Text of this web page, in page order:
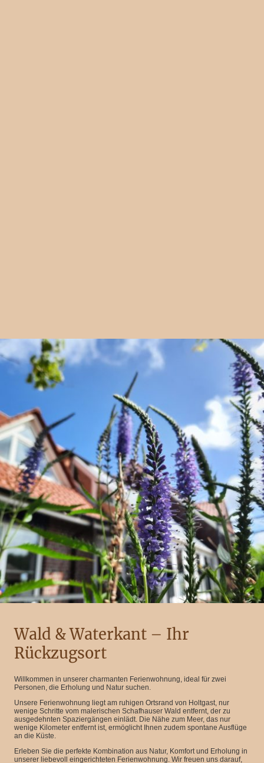
Wald & Waterkant – Ihr
Rückzugsort
Willkommen in unserer charmanten Ferienwohnung, ideal für zwei
Personen, die Erholung und Natur suchen.
Unsere Ferienwohnung liegt am ruhigen Ortsrand von Holtgast, nur
wenige Schritte vom malerischen Schafhauser Wald entfernt, der zu
ausgedehnten Spaziergängen einlädt. Die Nähe zum Meer, das nur
wenige Kilometer entfernt ist, ermöglicht Ihnen zudem spontane Ausflüge
an die Küste.
Erleben Sie die perfekte Kombination aus Natur, Komfort und Erholung in
unserer liebevoll eingerichteten Ferienwohnung. Wir freuen uns darauf,